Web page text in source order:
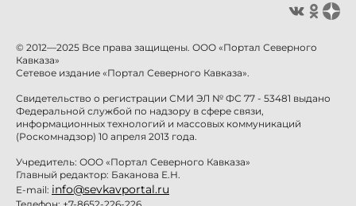
© 2012—2025 Все права защищены. ООО «Портал Северного
Кавказа»
Сетевое издание «Портал Северного Кавказа».
Свидетельство о регистрации СМИ ЭЛ № ФС 77 - 53481 выдано
Федеральной службой по надзору в сфере связи,
информационных технологий и массовых коммуникаций
(Роскомнадзор) 10 апреля 2013 года.
Учредитель: ООО «Портал Северного Кавказа»
Главный редактор: Баканова Е.Н.
E-mail: info@sevkavportal.ru